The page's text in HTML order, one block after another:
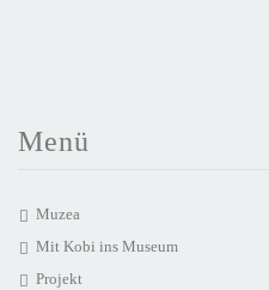
Menü
Muzea
Mit Kobi ins Museum
Projekt